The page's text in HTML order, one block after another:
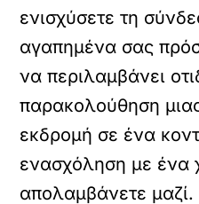
ενισχύσετε τη
αγαπημένα σας
να περιλαμβάνει
παρακολούθηση
εκδρομή σε ένα
ενασχόληση με ένα
απολαμβάνετε μαζί.